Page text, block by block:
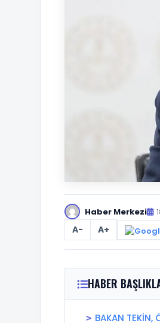
Haber Merkezi
A- A+
HABER
BAKAN TEKİN,